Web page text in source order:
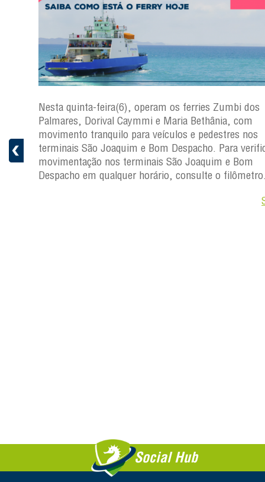
Nesta quinta-feira(6), operam os ferries Zumbi dos
Palmares, Dorival Caymmi e Maria Bethânia, com
movimento tranquilo para veículos e pedestres nos
terminais São Joaquim e Bom Despacho. Para
movimentação nos terminais São Joaquim e Bom
Despacho em qualquer horário, consulte o
Social Hub